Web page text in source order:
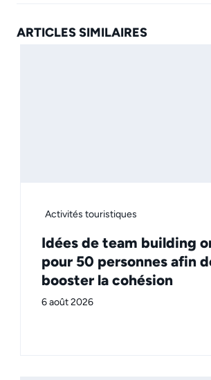
ARTICLES SIMILAIRES
Activités touristiques
Idées de team building
pour 50 personnes afin
booster la cohésion
6 août 2026